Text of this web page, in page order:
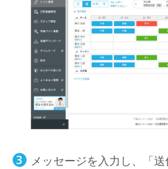
メッセージを入力し、「送